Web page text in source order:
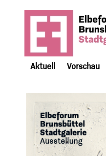
Aktuell Vorschau